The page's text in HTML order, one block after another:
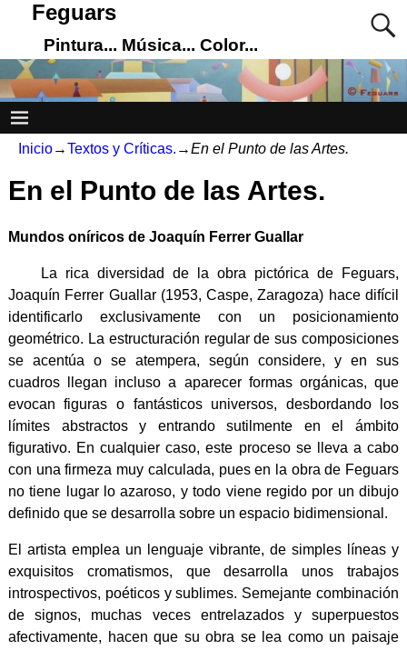
Feguars
Pintura... Música... Color...
Inicio→Textos y Críticas. →En el Punto de las Artes.
En el Punto de las Artes.
Mundos oníricos de Joaquín Ferrer Guallar
La rica diversidad de la obra pictórica de Feguars,
Joaquín Ferrer Guallar (1953, Caspe, Zaragoza) hace difícil
identificarlo exclusivamente con un posicionamiento
geométrico. La estructuración regular de sus composiciones
se acentúa o se atempera, según considere, y en sus
cuadros llegan incluso a aparecer formas orgánicas, que
evocan figuras o fantásticos universos, desbordando los
límites abstractos y entrando sutilmente en el ámbito
figurativo. En cualquier caso, este proceso se lleva a cabo
con una firmeza muy calculada, pues en la obra de Feguars
no tiene lugar lo azaroso, y todo viene regido por un dibujo
definido que se desarrolla sobre un espacio bidimensional.
El artista emplea un lenguaje vibrante, de simples líneas y
exquisitos cromatismos, que desarrolla unos trabajos
introspectivos, poéticos y sublimes. Semejante combinación
de signos, muchas veces entrelazados y superpuestos
afectivamente, hacen que su obra se lea como un paisaje